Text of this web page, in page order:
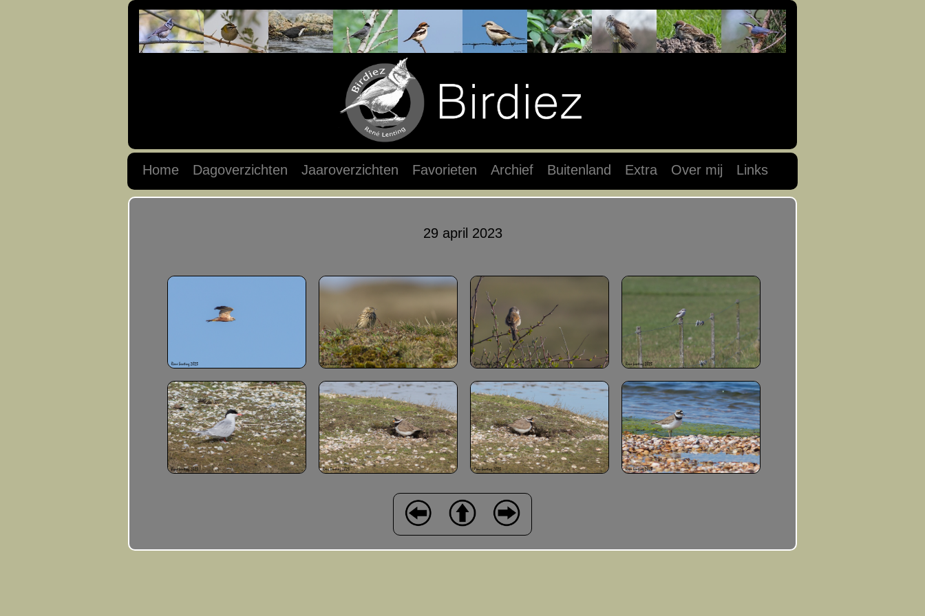
Home Dagoverzichten Jaaroverzichten Favorieten Archief Buitenland Extra Over mij Links
29 april 2023